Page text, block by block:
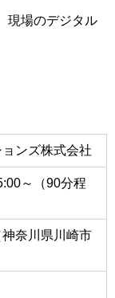
現場のデジタル
ンズ株式会社
～（90分程
奈川県川崎市